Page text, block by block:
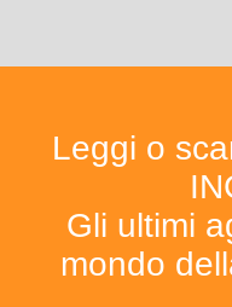
Leggi o
Gli ultimi
mondo